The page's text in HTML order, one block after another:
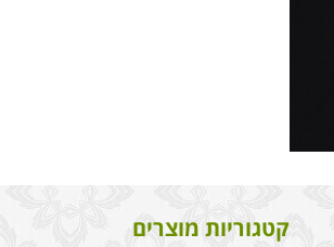
קטגוריות מוצרים